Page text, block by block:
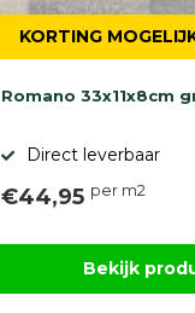
KORTING
Romano 33x11x8cm
Direct leverbaar
€44,95 per m2
Bekijk